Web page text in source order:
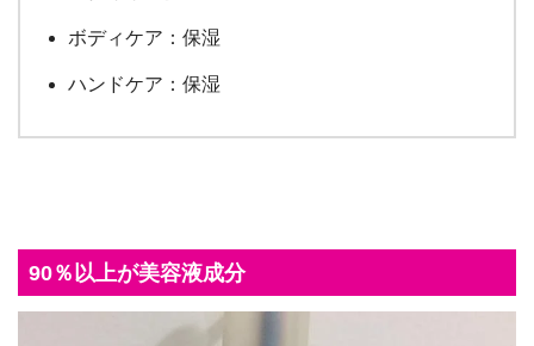
ボディケア：保湿
ハンドケア：保湿
90％以上が美容液成分